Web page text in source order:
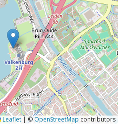
Leaflet | ©OpenStreetMap contributors